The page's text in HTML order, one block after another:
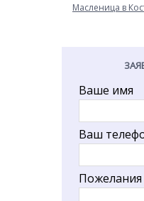
Масленица в
Ваше имя
Ваш
Пожелания